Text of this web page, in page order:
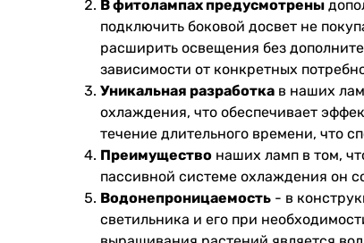
В фитолампах предусмотрены
подключить боковой досвет не
расширить освещения без
зависимости от конкретных
Уникальная разработка в наших
охлаждения, что обеспечивает
течение длительного времени, что
Преимущество наших ламп в том,
пассивной системе охлаждения он
Водонепроницаемость - в
светильника и его при